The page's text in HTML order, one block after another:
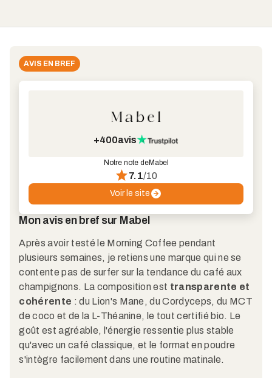
AVIS EN BREF
Mon avis en bref sur Mabel
Après avoir testé le Morning Coffee pendant
plusieurs semaines, je retiens une marque qui ne se
contente pas de surfer sur la tendance du café aux
champignons. La composition est transparente et
cohérente : du Lion's Mane, du Cordyceps, du MCT
de coco et de la L-Théanine, le tout certifié bio. Le
goût est agréable, l'énergie ressentie plus stable
qu'avec un café classique, et le format en poudre
s'intègre facilement dans une routine matinale.
+400avis
Notre note deMabel
7.1/10
Voir le site